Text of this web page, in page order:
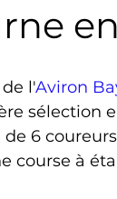
Basket
l'Aviron
sélection
de 6
course à